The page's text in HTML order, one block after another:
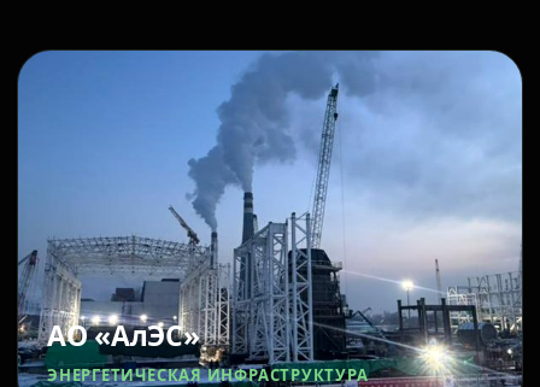
АО «АлЭС»
ЭНЕРГЕТИЧЕСКАЯ ИНФРАСТРУКТУРА